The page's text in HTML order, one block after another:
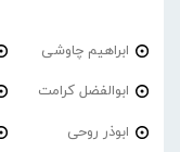
ابراهیم چاوشی
ابوالفضل کرامت
ابوذر روحی